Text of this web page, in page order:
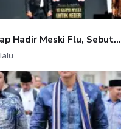
Hadir Meski Flu, Sebut...